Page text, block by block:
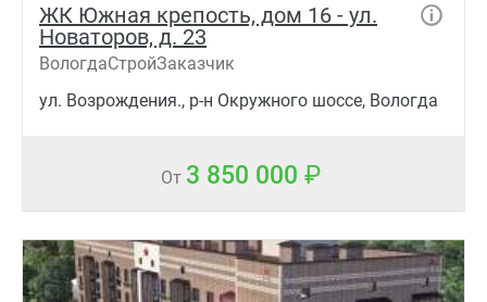
ЖК Южная крепость, дом 16 - ул.
Новаторов, д. 23
ВологдаСтройЗаказчик
ул. Возрождения., р-н Окружного шоссе, Вологда
От 3 850 000